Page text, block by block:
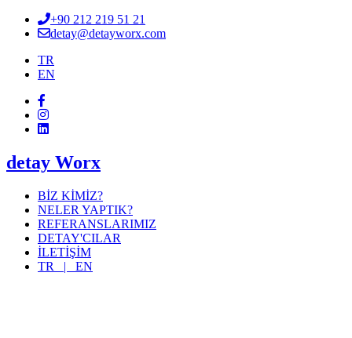
+90 212 219 51 21
detay@detayworx.com
TR
EN
detay Worx
BİZ KİMİZ?
NELER YAPTIK?
REFERANSLARIMIZ
DETAY'CILAR
İLETİŞİM
TR | EN